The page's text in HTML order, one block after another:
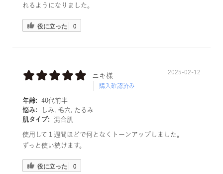
れるようになりました。
役に立った 0
ニキ様
購入確認済み
2025-02-12
年齢:
40代前半
悩み:
しみ, 毛穴, たるみ
肌タイプ:
混合肌
使用して１週間ほどで何となくトーンアップしました。
ずっと使い続けます。
役に立った 0